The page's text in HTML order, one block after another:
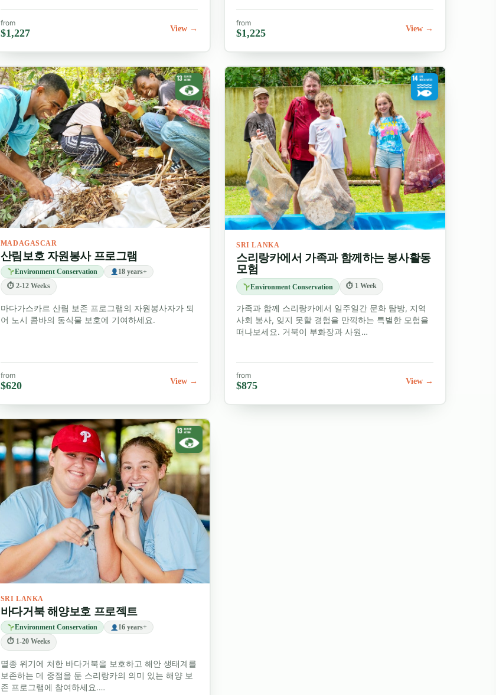
from
$1,227 View →
from
$1,225 View →
MADAGASCAR
산림보호 자원봉사 프로그램
Environment Conservation
18 years+
⏱ 2-12 Weeks
마다가스카르 산림 보존 프로그램의 자원봉사자가 되
어 노시 콤바의 동식물 보호에 기여하세요.
from
$620 View →
SRI LANKA
스리랑카에서 가족과 함께하는 봉사활동
모험
Environment Conservation ⏱ 1 Week
가족과 함께 스리랑카에서 일주일간 문화 탐방, 지역
사회 봉사, 잊지 못할 경험을 만끽하는 특별한 모험을
떠나보세요. 거북이 부화장과 사원…
from
$875 View →
SRI LANKA
바다거북 해양보호 프로젝트
Environment Conservation
16 years+
⏱ 1-20 Weeks
멸종 위기에 처한 바다거북을 보호하고 해안 생태계를
보존하는 데 중점을 둔 스리랑카의 의미 있는 해양 보
존 프로그램에 참여하세요.…